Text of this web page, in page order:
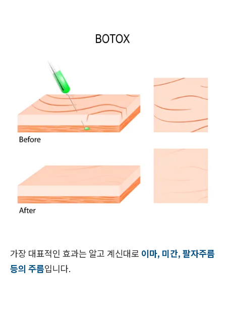
가장 대표적인 효과는 알고 계신대로 이마, 미간, 팔자주름
등의 주름입니다.